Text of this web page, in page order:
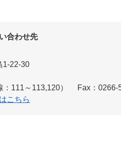
合わせ先
1-22-30
111～113,120）
Fax：0266-
こちら